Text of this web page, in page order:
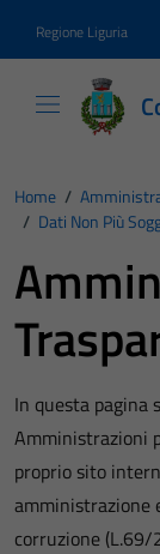
Regione Liguria
Home /
/ Dati Non Più
In questa pagina
Amministrazioni
proprio sito
amministrazione
corruzione